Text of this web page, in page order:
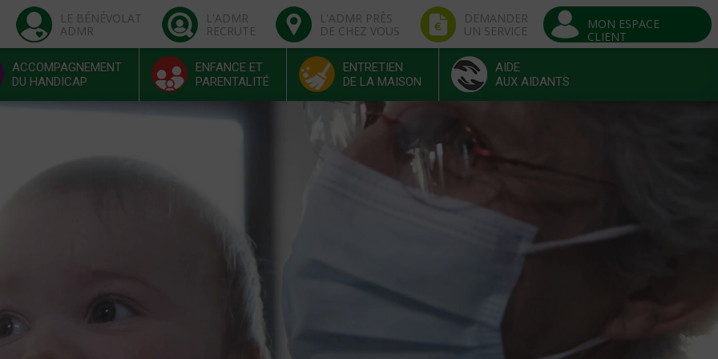
LE BÉNÉVOLAT
ADMR
L'ADMR
RECRUTE
L'ADMR PRÈS
DE CHEZ VOUS
DEMANDER
UN SERVICE
MON ESPACE
CLIENT
ACCOMPAGNEMENT
DU HANDICAP
ENFANCE ET
PARENTALITÉ
ENTRETIEN
DE LA MAISON
AIDE
AUX AIDANTS